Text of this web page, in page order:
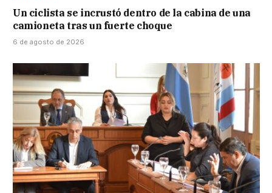
Un ciclista se incrustó dentro de la cabina de una
camioneta tras un fuerte choque
6 de agosto de 2026